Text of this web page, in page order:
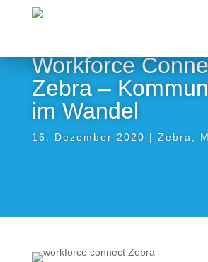
Workforce
Zebra –
im Wandel
16. Dezember 2020 | Zebra